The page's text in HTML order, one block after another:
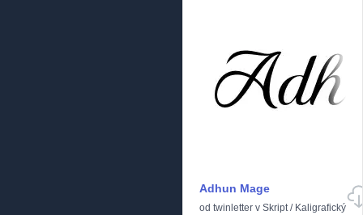
Adhun Mage
od twinletter v Skript/ Kaligrafický